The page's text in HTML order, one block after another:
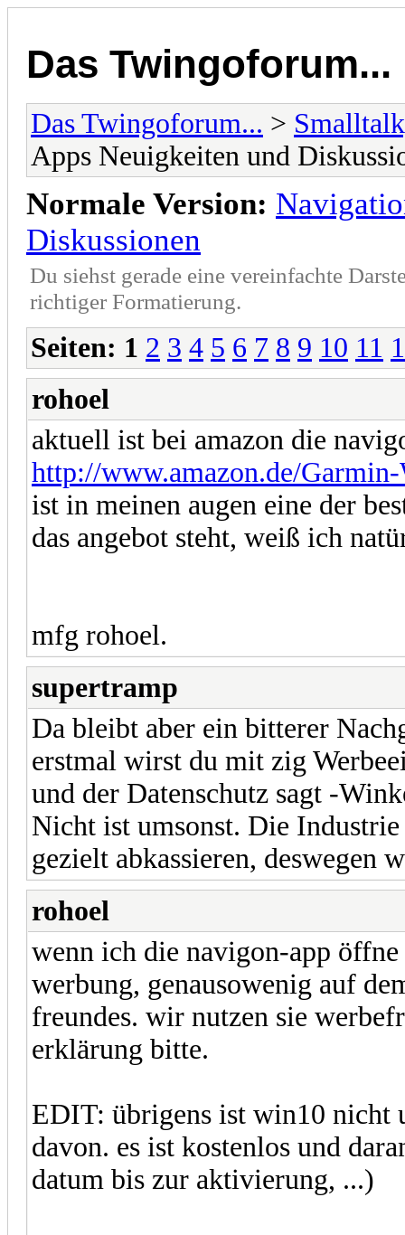
Das Twingoforum...
Das Twingoforum... >
Apps Neuigkeiten und
Normale Version:
Diskussionen
Du siehst gerade eine vereinfachte
richtiger Formatierung.
Seiten: 1 2 3 4 5 6 7 8 9 10 11
rohoel
aktuell ist bei amazon die
http://www.amazon.de/
ist in meinen augen eine der
das angebot steht, weiß ich
mfg rohoel.
supertramp
Da bleibt aber ein bitterer
erstmal wirst du mit zig
und der Datenschutz sagt -
Nicht ist umsonst. Die
gezielt abkassieren, deswegen
rohoel
wenn ich die navigon-app
werbung, genausowenig auf
freundes. wir nutzen sie
erklärung bitte.
EDIT: übrigens ist win10 nicht
davon. es ist kostenlos und
datum bis zur aktivierung, ...)